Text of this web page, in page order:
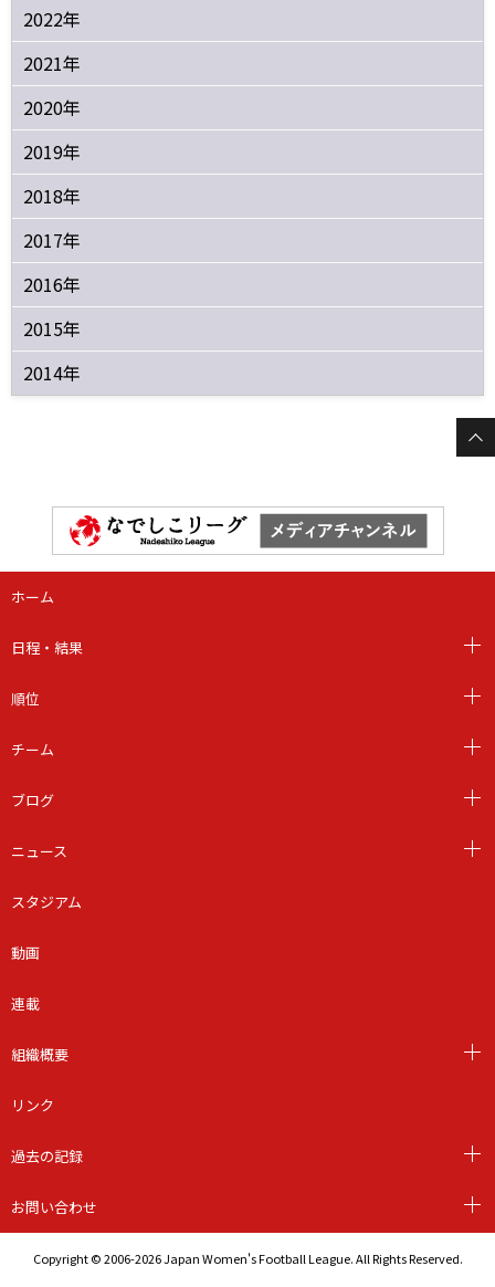
2022年
2021年
2020年
2019年
2018年
2017年
2016年
2015年
2014年
ホーム
日程・結果
順位
チーム
ブログ
ニュース
スタジアム
動画
連載
組織概要
リンク
過去の記録
お問い合わせ
Copyright © 2006-2026 Japan Women's Football League. All Rights Reserved.